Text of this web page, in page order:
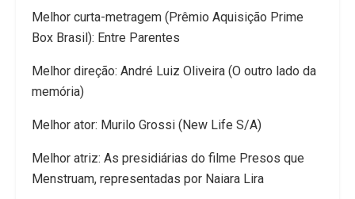
Melhor curta-metragem (Prêmio Aquisição Prime
Box Brasil): Entre Parentes
Melhor direção: André Luiz Oliveira (O outro lado da
memória)
Melhor ator: Murilo Grossi (New Life S/A)
Melhor atriz: As presidiárias do filme Presos que
Menstruam, representadas por Naiara Lira